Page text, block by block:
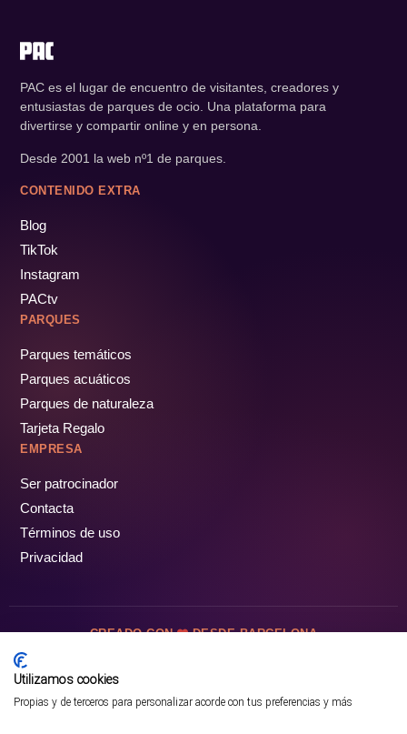
PAC es el lugar de encuentro de visitantes, creadores y
entusiastas de parques de ocio. Una plataforma para
divertirse y compartir online y en persona.
Desde 2001 la web nº1 de parques.
CONTENIDO EXTRA
Blog
TikTok
Instagram
PACtv
PARQUES
Parques temáticos
Parques acuáticos
Parques de naturaleza
Tarjeta Regalo
EMPRESA
Ser patrocinador
Contacta
Términos de uso
Privacidad
CREADO CON DESDE BARCELONA
Utilizamos cookies
Propias y de terceros para personalizar acorde con tus preferencias y más